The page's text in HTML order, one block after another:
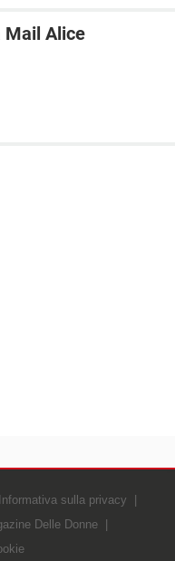
Mail Alice
Informativa sulla privacy
Delle Donne